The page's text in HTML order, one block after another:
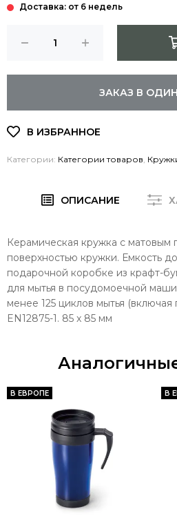
Доставка: от 6 недель
ЗАКАЗ В
Категории: Категории товаров
ОПИСАНИЕ
Керамическая кружка с матовым
поверхностью кружки. Емкость
подарочной коробке из крафт-
для мытья в посудомоечной
менее 125 циклов мытья (включая
EN12875-1. 85 x 85 мм
В ЕВРОПЕ В